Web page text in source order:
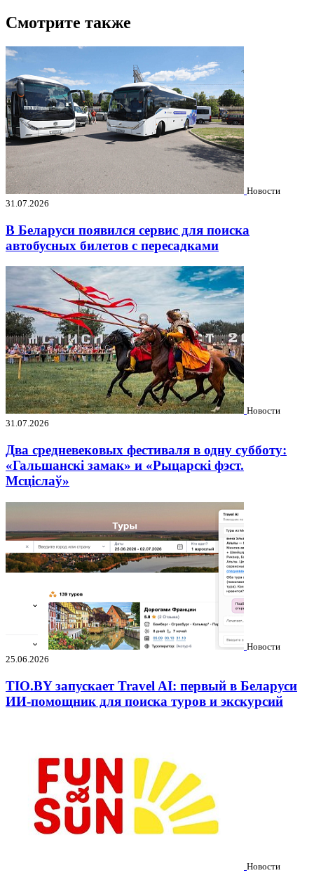
Смотрите также
Новости
31.07.2026
В Беларуси появился сервис для поиска
автобусных билетов с пересадками
Новости
31.07.2026
Два средневековых фестиваля в одну субботу:
«Гальшанскі замак» и «Рыцарскі фэст.
Мсціслаў»
Новости
25.06.2026
TIO.BY запускает Travel AI: первый в Беларуси
ИИ-помощник для поиска туров и экскурсий
Новости